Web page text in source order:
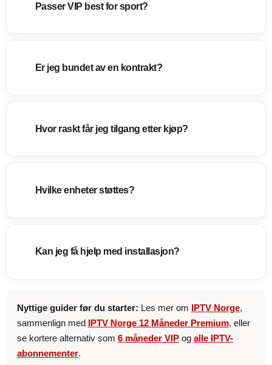
Passer VIP best for sport?
Er jeg bundet av en kontrakt?
Hvor raskt får jeg tilgang etter kjøp?
Hvilke enheter støttes?
Kan jeg få hjelp med installasjon?
Nyttige guider før du starter: Les mer om IPTV Norge,
sammenlign med IPTV Norge 12 Måneder Premium, eller
se kortere alternativ som 6 måneder VIP og alle IPTV-
abonnementer.